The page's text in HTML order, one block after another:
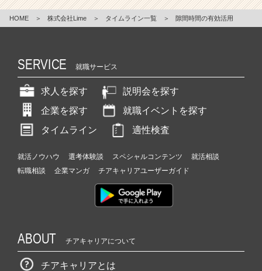
HOME ＞ 株式会社Lime ＞ タイムライン一覧 ＞ 隙間時間の有効活用
SERVICE 就職サービス
求人を探す
説明会を探す
企業を探す
就職イベントを探す
タイムライン
適性検査
就活ノウハウ 選考体験談 スペシャルコンテンツ
就活相談
転職相談
企業マンガ チアキャリアユーザーガイド
ABOUT チアキャリアについて
チアキャリアとは